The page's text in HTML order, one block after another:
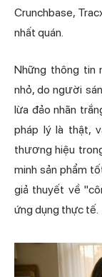
Crunchbase,
nhất quán.
Những thông tin
nhỏ, do người
lừa đảo nhãn
pháp lý là thật,
thương hiệu
minh sản phẩm
giả thuyết về
ứng dụng thực tế.